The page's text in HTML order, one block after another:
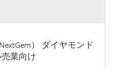
） ダイヤモンド
業向け